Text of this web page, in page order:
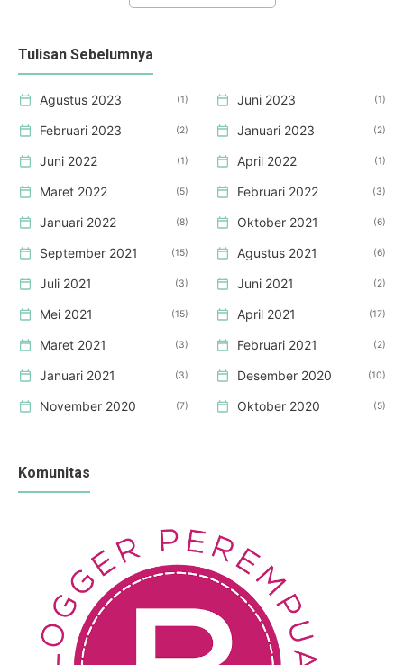
Tulisan Sebelumnya
Agustus 2023 1 Juni 2023 1
Februari 2023 2 Januari 2023 2
Juni 2022 1 April 2022 1
Maret 2022 5 Februari 2022 3
Januari 2022 8 Oktober 2021 6
September 2021 15 Agustus 2021 6
Juli 2021 3 Juni 2021 2
Mei 2021 15 April 2021 17
Maret 2021 3 Februari 2021 2
Januari 2021 3 Desember 2020 10
November 2020 7 Oktober 2020 5
Komunitas